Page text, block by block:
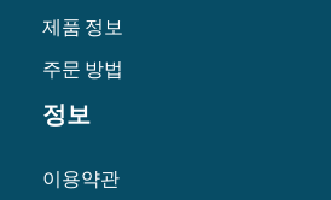
제품 정보
주문 방법
정보
이용약관